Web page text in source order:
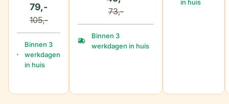
79,-
105,-
Binnen 3
werkdagen
in huis
73,-
Binnen 3
werkdagen in huis
in huis